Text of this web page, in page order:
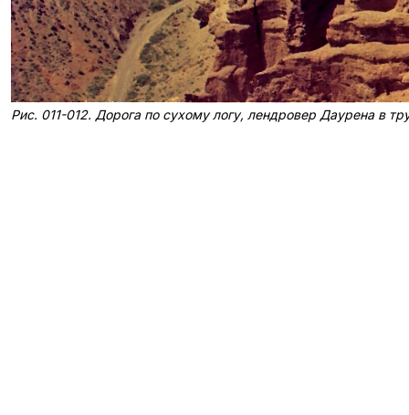
Рис. 011-012. Дорога по сухому логу, лендровер Даурена в